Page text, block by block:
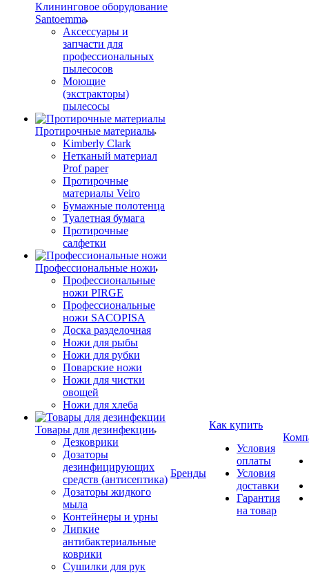
Клининговое оборудование
Santoemma
Аксессуары и
запчасти для
профессиональных
пылесосов
Моющие
(экстракторы)
пылесосы
Протирочные материалы
Kimberly Clark
Нетканый материал
Prof paper
Протирочные
материалы Veiro
Бумажные полотенца
Туалетная бумага
Протирочные
салфетки
Профессиональные ножи
Профессиональные
ножи PIRGE
Профессиональные
ножи SACOPISA
Доска разделочная
Ножи для рыбы
Ножи для рубки
Поварские ножи
Ножи для чистки
овощей
Ножи для хлеба
Товары для дезинфекции
Дезковрики
Дозаторы
дезинфицирующих
средств (антисептика)
Дозаторы жидкого
мыла
Контейнеры и урны
Липкие
антибактериальные
коврики
Сушилки для рук
Бренды
Как купить
Условия
оплаты
Условия
доставки
Гарантия
на товар